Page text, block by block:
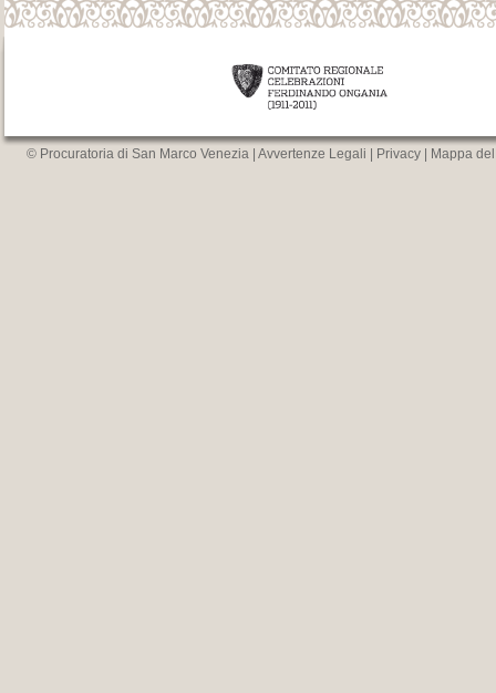
© Procuratoria di San Marco Venezia | Avvertenze Legali Privacy Mappa